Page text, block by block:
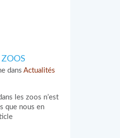
dans Actualités
les zoos n’est
que nous en